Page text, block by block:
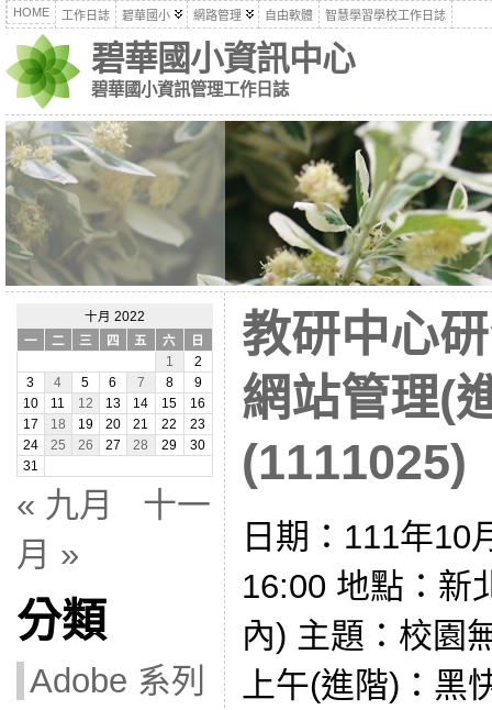
HOME 工作日誌 碧華國小 網路管理 自由軟體 智慧學習學校工作日誌
碧華國小資訊中心
碧華國小資訊管理工作日誌
十月 2022
一
二 三 四 五 六
日
1
2
3
4 5 6 7 8
9
10
11 12 13 14 15
16
17
18 19 20 21 22
23
24
25 26 27 28 29
30
31
« 九月
十一
月 »
分類
Adobe 系列
教研中心
網站管理(
(1111025)
日期：111年10
16:00 地點：新
內) 主題：校園
上午(進階)：黑